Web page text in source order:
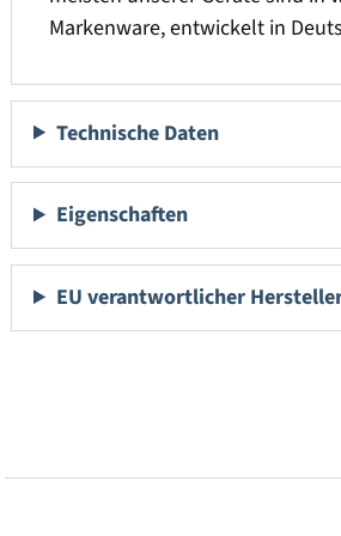
Markenware, entwickelt in
Technische Daten
Eigenschaften
EU verantwortlicher